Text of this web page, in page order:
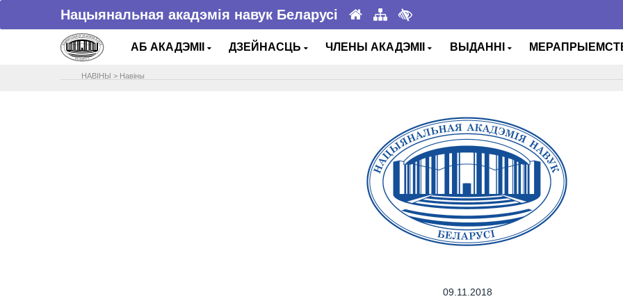
Нацыянальная акадэмія навук Беларусі
АБ АКАДЭМІІ ДЗЕЙНАСЦЬ ЧЛЕНЫ АКАДЭМІІ ВЫДАННІ
НАВIНЫ > Навіны
09.11.2018